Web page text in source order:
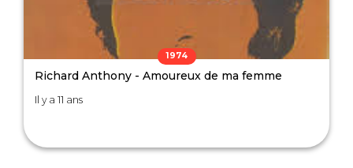
1974
Richard Anthony - Amoureux de ma femme
Il y a 11 ans